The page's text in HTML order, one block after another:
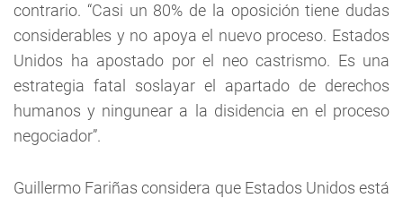
contrario. “Casi un 80% de la oposición tiene dudas
considerables y no apoya el nuevo proceso. Estados
Unidos ha apostado por el neo castrismo. Es una
estrategia fatal soslayar el apartado de derechos
humanos y ningunear a la disidencia en el proceso
negociador”.
Guillermo Fariñas considera que Estados Unidos está